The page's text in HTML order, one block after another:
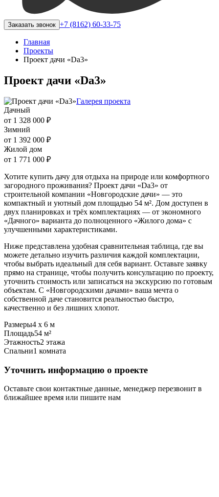
Заказать звонок +7 (8162) 60-33-75
Главная
Проекты
Проект дачи «Da3»
Проект дачи «Da3»
Галерея проекта
Дачный
от 1 328 000 ₽
Зимний
от 1 392 000 ₽
Жилой дом
от 1 771 000 ₽
Хотите купить дачу для отдыха на природе или комфортного
загородного проживания? Проект дачи «Da3» от
строительной компании «Новгородские дачи» — это
компактный и уютный дом площадью 54 м². Дом доступен в
двух планировках и трёх комплектациях — от экономного
«Дачного» варианта до полноценного «Жилого дома» с
улучшенными характеристиками.
Ниже представлена удобная сравнительная таблица, где вы
можете детально изучить различия каждой комплектации,
чтобы выбрать идеальный для себя вариант. Оставьте заявку
прямо на странице, чтобы получить консультацию по проекту,
уточнить стоимость или записаться на экскурсию по готовым
объектам. С «Новгородскими дачами» ваша мечта о
собственной даче становится реальностью быстро,
качественно и без лишних хлопот.
Размеры4 х 6 м
Площадь54 м²
Этажность2 этажа
Спальни1 комната
Уточнить информацию о проекте
Оставьте свои контактные данные, менеджер перезвонит в
ближайшее время или пишите нам